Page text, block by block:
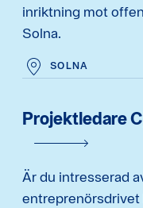
inriktning mot
Solna.
SOLNA
Projektledare
Är du intresserad
entreprenörsdrivet